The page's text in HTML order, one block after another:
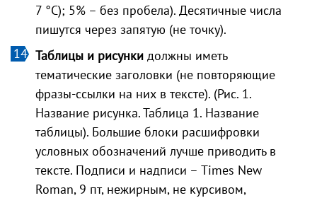
7 °С); 5% – без пробела). Десятичные числа
пишутся через запятую (не точку).
Таблицы и рисунки должны иметь
тематические заголовки (не повторяющие
фразы-ссылки на них в тексте). (Рис. 1.
Название рисунка. Таблица 1. Название
таблицы). Большие блоки расшифровки
условных обозначений лучше приводить в
тексте. Подписи и надписи – Times New
Roman, 9 пт, нежирным, не курсивом,